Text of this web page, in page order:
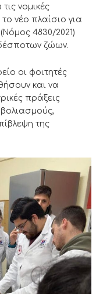
νομικές
νέο πλαίσιο για
4830/2021)
ζώων.
οι φοιτητές
και να
πράξεις
της